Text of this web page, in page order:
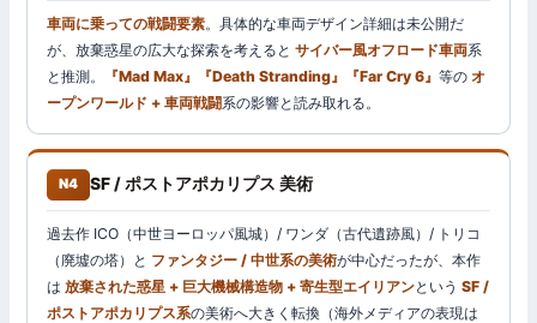
車両に乗っての戦闘要素。具体的な車両デザイン詳細は未公開だ
が、放棄惑星の広大な探索を考えるとサイバー風オフロード車両系
と推測。
『Mad Max』『Death Stranding』『Far Cry 6』等のオ
ープンワールド + 車両戦闘系の影響と読み取れる。
N4 SF / ポストアポカリプス 美術
過去作 ICO（中世ヨーロッパ風城）/ ワンダ（古代遺跡風）/ トリコ
（廃墟の塔）と ファンタジー / 中世系の美術が中心だったが、本作
は放棄された惑星 + 巨大機械構造物 + 寄生型エイリアンというSF /
ポストアポカリプス系の美術へ大きく転換（海外メディアの表現は